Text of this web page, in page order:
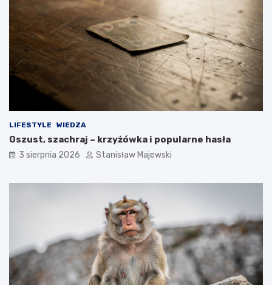
LIFESTYLE WIEDZA
Oszust, szachraj – krzyżówka i popularne hasła
3 sierpnia 2026 Stanisław Majewski